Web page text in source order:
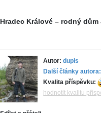
Hradec Králové – rodný dům
Autor:dupis
Další články autora:
Kvalita příspěvku:
hodnotit kvalitu